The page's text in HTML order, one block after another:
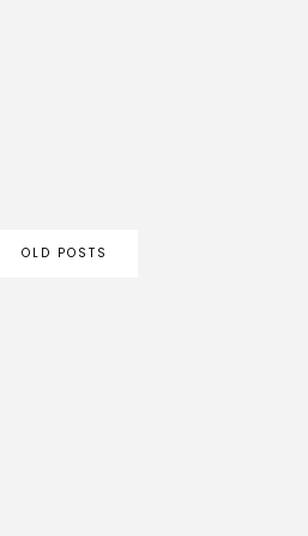
OLD POSTS